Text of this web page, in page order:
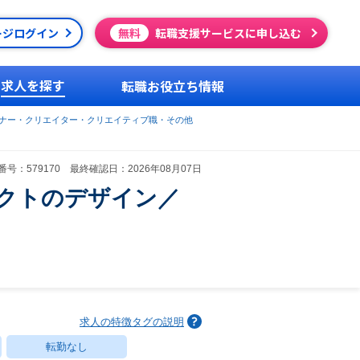
ログイン 無料 転職支援サービスに申し込む
求人を探す 転職お役立ち情報
ー・クリエイター・クリエイティブ職・その他
号：579170 最終確認日：2026年08月07日
トのデザイン／
求人の特徴タグの説明
転勤なし